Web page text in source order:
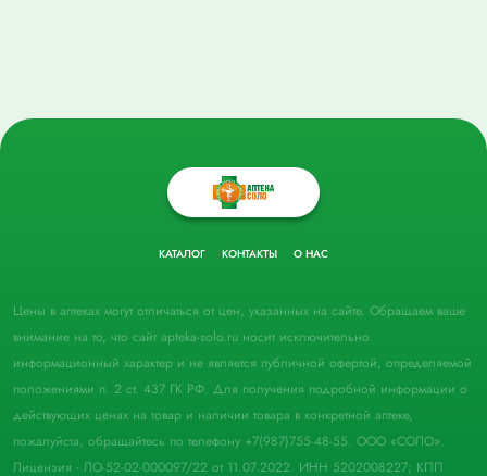
КАТАЛОГ КОНТАКТЫ О НАС
Цены в аптеках могут отличаться от цен, указанных на сайте. Обращаем ваше
внимание на то, что сайт apteka-solo.ru носит исключительно
информационный характер и не является публичной офертой, определяемой
положениями п. 2 ст. 437 ГК РФ. Для получения подробной информации о
действующих ценах на товар и наличии товара в конкретной аптеке,
пожалуйста, обращайтесь по телефону +7(987)755-48-55. ООО «СОЛО».
Лицензия - ЛО-52-02-000097/22 от 11.07.2022. ИНН 5202008227; КПП